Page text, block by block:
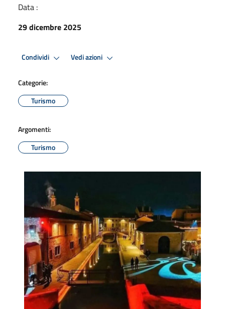
Data :
29 dicembre 2025
Condividi Vedi azioni
Categorie:
Turismo
Argomenti:
Turismo